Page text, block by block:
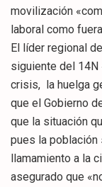
movilización
laboral como
El líder regional
siguiente del 14N
crisis, la huelga
que el Gobierno
que la situación
pues la población
llamamiento a la
asegurado que